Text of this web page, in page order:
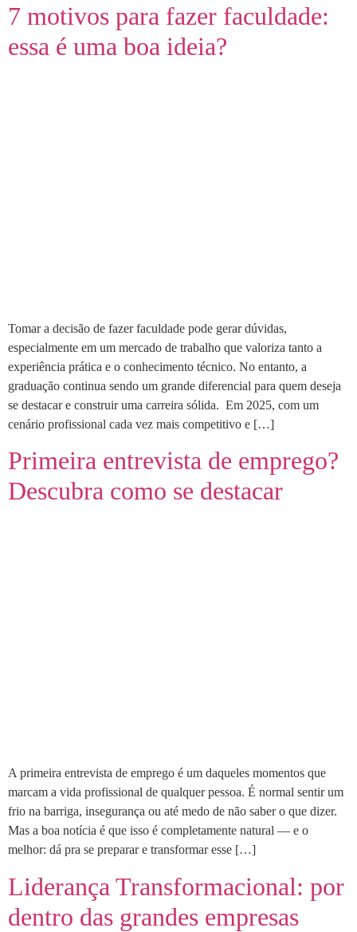
7 motivos para fazer faculdade:
essa é uma boa ideia?
Tomar a decisão de fazer faculdade pode gerar dúvidas,
especialmente em um mercado de trabalho que valoriza tanto a
experiência prática e o conhecimento técnico. No entanto, a
graduação continua sendo um grande diferencial para quem deseja
se destacar e construir uma carreira sólida. Em 2025, com um
cenário profissional cada vez mais competitivo e […]
Primeira entrevista de emprego?
Descubra como se destacar
A primeira entrevista de emprego é um daqueles momentos que
marcam a vida profissional de qualquer pessoa. É normal sentir um
frio na barriga, insegurança ou até medo de não saber o que dizer.
Mas a boa notícia é que isso é completamente natural — e o
melhor: dá pra se preparar e transformar esse […]
Liderança Transformacional: por
dentro das grandes empresas